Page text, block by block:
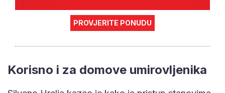
PROVJERITE PONUDU
Korisno i za domove umirovljenika